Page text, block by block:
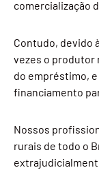
comercialização
Contudo, devido
vezes o produtor
do empréstimo,
financiamento
Nossos
rurais de todo o